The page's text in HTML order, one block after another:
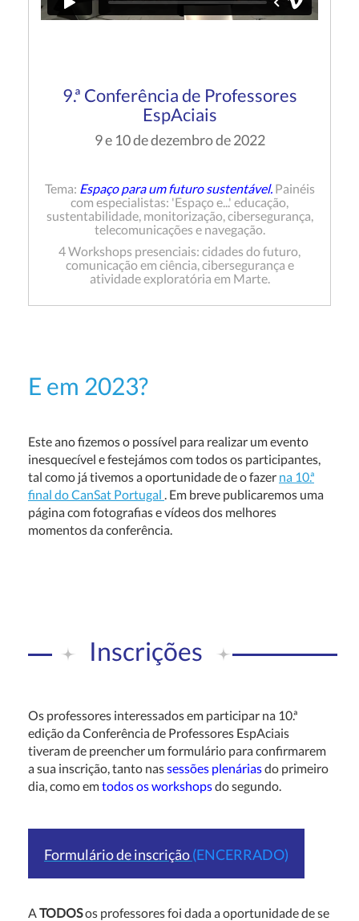
9.ª Conferência de Professores
EspAciais
9 e 10 de dezembro de 2022
Tema: Espaço para um futuro sustentável. Painéis
com especialistas: 'Espaço e...' educação,
sustentabilidade, monitorização, cibersegurança,
telecomunicações e navegação.
4 Workshops presenciais: cidades do futuro,
comunicação em ciência, cibersegurança e
atividade exploratória em Marte.
E em 2023?
Este ano fizemos o possível para realizar um evento
inesquecível e festejámos com todos os participantes,
tal como já tivemos a oportunidade de o fazer na 10.ª
final do CanSat Portugal . Em breve publicaremos uma
página com fotografias e vídeos dos melhores
momentos da conferência.
Inscrições
Os professores interessados em participar na 10.ª
edição da Conferência de Professores EspAciais
tiveram de preencher um formulário para confirmarem
a sua inscrição, tanto nassessões plenáriasdo primeiro
dia, como emtodos os workshopsdo segundo.
Formulário de inscrição(ENCERRADO)
A TODOSos professores foi dada a oportunidade de se